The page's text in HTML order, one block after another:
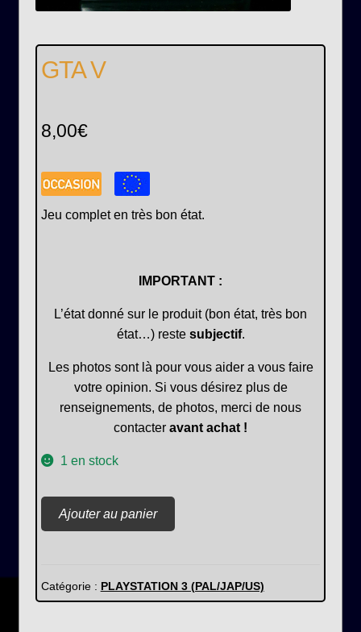
GTA V
8,00€
Jeu complet en très bon état.
IMPORTANT :
L’état donné sur le produit (bon état, très bon
état…) reste subjectif.
Les photos sont là pour vous aider a vous faire
votre opinion. Si vous désirez plus de
renseignements, de photos, merci de nous
contacter avant achat !
1 en stock
de
Ajouter au panier
Catégorie : PLAYSTATION 3 (PAL/JAP/US)